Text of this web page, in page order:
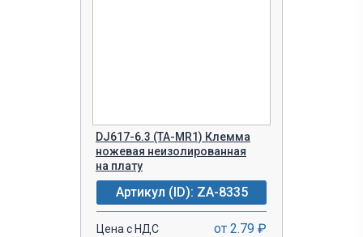
DJ617-6.3 (TA-MR1) Клемма
ножевая неизолированная
на плату
Артикул (ID): ZA-8335
Цена с НДС от 2.79 ₽